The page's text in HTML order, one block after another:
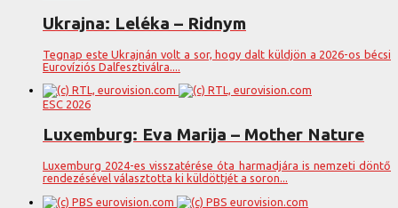
Ukrajna: Leléka – Ridnym
Tegnap este Ukrajnán volt a sor, hogy dalt küldjön a 2026-os bécsi
Eurovíziós Dalfesztiválra....
ESC 2026
Luxemburg: Eva Marija – Mother Nature
Luxemburg 2024-es visszatérése óta harmadjára is nemzeti döntő
rendezésével választotta ki küldöttjét a soron...